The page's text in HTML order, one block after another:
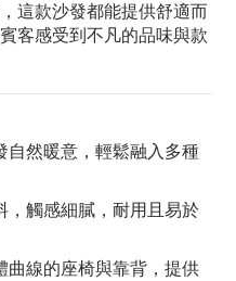
這款沙發都能提供舒適而
客感受到不凡的品味與款
自然暖意，輕鬆融入多種
，觸感細膩，耐用且易於
曲線的座椅與靠背，提供